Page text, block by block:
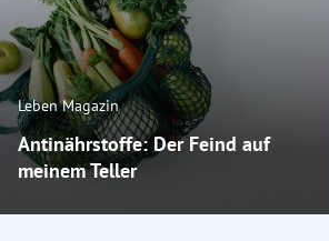
Leben Magazin
Antinährstoffe: Der Feind auf
meinem Teller